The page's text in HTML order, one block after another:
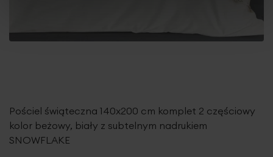
Pościel świąteczna 140x200 cm komplet 2 częściowy
kolor beżowy, biały z subtelnym nadrukiem
SNOWFLAKE